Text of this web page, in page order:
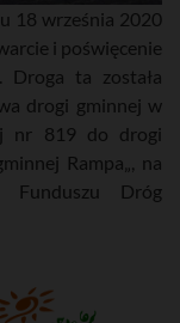
18 września 2020
i poświęcenie
Droga ta została
drogi gminnej w
nr 819 do drogi
Rampa„, na
Dróg